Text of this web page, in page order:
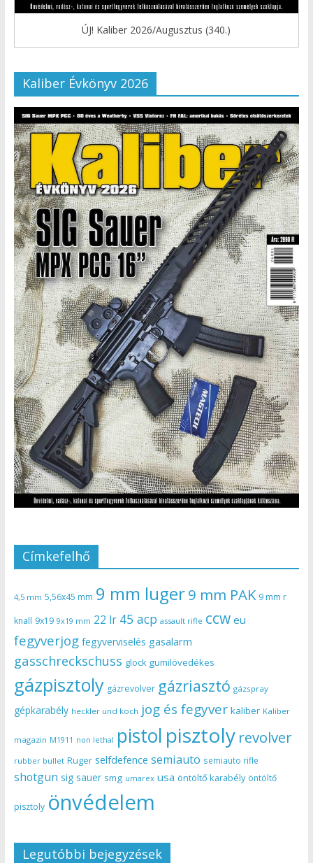
ÚJ! Kaliber 2026/Augusztus (340.)
Kaliber Évkönyv 2026
Címkefelhő
4,5 mm 5,56x45 mm 9 mm luger9 mm PAK 9 mm r
knall 9x19 9x19 mm 22 lr 45 acp assault rifle ccw eu
fegyverjog fegyverviselés gasalarm
gasschreckschuss glock gumilövedékes
gázpisztoly gázrevolver gázriasztó gázspray
gépkarabély heckler und koch jog és fegyver kaliber Kaliber
magazin M1911 non lethal pistol pisztoly revolver
rubber bullet Ruger selfdefence semiauto semiauto rifle
shotgun sig sauer smg umarex usa öntöltő karabély öntöltő
pisztoly önvédelem
Legutóbbi bejegyzések